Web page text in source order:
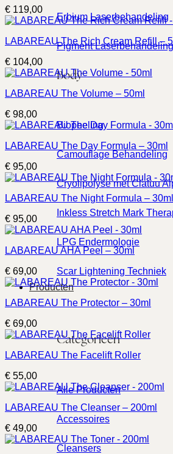
Erbium Laserbehandeling
Pigment Laserbehandeling
Body
Biopeeling
Camouflage Behandeling
Cryolipolyse met Clatuu
Inkless Stretch Mark
LPG Endermologie
Scar Lightening Techniek
Producten
Categorieën
Alle Producten
Accessoires
Cleansers
€ 119,00
LABAREAU The Rich Cream Refill –
€ 104,00
LABAREAU The Volume – 50ml
€ 98,00
LABAREAU The Day Formula – 30ml
€ 95,00
LABAREAU The Night Formula – 30ml
€ 95,00
LABAREAU AHA Peel – 30ml
€ 69,00
LABAREAU The Protector – 30ml
€ 69,00
LABAREAU The Facelift Roller
€ 55,00
LABAREAU The Cleanser – 200ml
€ 49,00